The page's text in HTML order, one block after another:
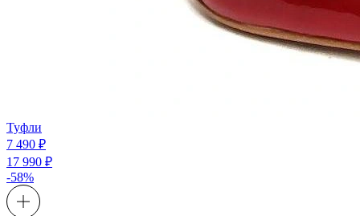
Туфли
7 490 ₽
17 990 ₽
-58%